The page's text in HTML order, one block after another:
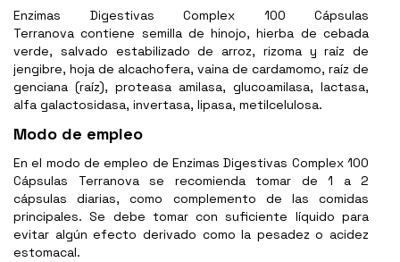
Enzimas Digestivas Complex 100 Cápsulas
Terranova contiene semilla de hinojo, hierba de cebada
verde, salvado estabilizado de arroz, rizoma y raíz de
jengibre, hoja de alcachofera, vaina de cardamomo, raíz de
genciana (raíz), proteasa amilasa, glucoamilasa, lactasa,
alfa galactosidasa, invertasa, lipasa, metilcelulosa.
Modo de empleo
En el modo de empleo de Enzimas Digestivas Complex 100
Cápsulas Terranova se recomienda tomar de 1 a 2
cápsulas diarias, como complemento de las comidas
principales. Se debe tomar con suficiente líquido para
evitar algún efecto derivado como la pesadez o acidez
estomacal.